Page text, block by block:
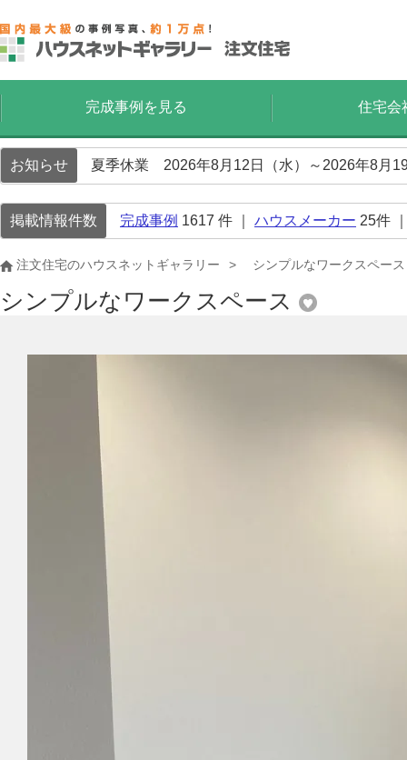
完成事例を見る 住宅会
お知らせ 夏季休業 2026年8月12日（水）～2026年8月
掲載情報件数 完成事例 1617 件 ｜ ハウスメーカー 25件
注文住宅のハウスネットギャラリー シンプルなワークスペース
シンプルなワークスペース